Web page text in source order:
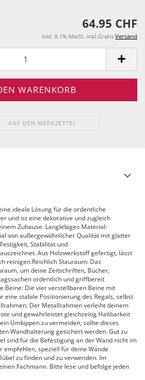
64.95 CHF
inkl. 8.1% MwSt. inkl.Gratis Versand
AUF DEN MERKZETTEL
ideale Lösung für die ordentliche
und ist eine dekorative und zugleich
Zuhause. Langlebiges Material:
von außergewöhnlicher Qualität mit glatter
Stabilität und
Aus Holzwerkstoff gefertigt, lässt
reinigen.Reichlich Stauraum: Das
um deine Zeitschriften, Bücher,
ordentlich und griffbereit
Beine: Die vier verstellbaren Beine mit
eine stabile Positionierung des Regals, selbst
Der Metallrahmen verleiht deinem
und gewährleistet gleichzeitig Haltbarkeit
Umkippen zu vermeiden, sollte dieses
Wandhalterung gesichert werden. Gut zu
sind für die Befestigung an der Wand nicht im
empfehlen, speziell für deine Wände
zu finden und zu verwenden. Im
Fachmann. Bitte lese und befolge jeden